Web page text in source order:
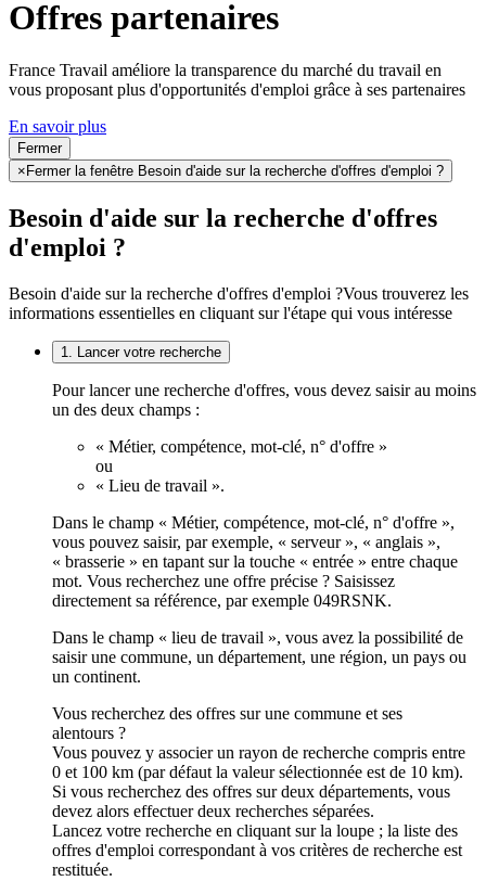
Offres partenaires
France Travail améliore la transparence du marché du travail en
vous proposant plus d'opportunités d'emploi grâce à ses partenaires
En savoir plus
Fermer
× Fermer la fenêtre Besoin d'aide sur la recherche d'offres d'emploi ?
Besoin d'aide sur la recherche d'offres
d'emploi ?
Besoin d'aide sur la recherche d'offres d'emploi ?Vous trouverez les
informations essentielles en cliquant sur l'étape qui vous intéresse
1. Lancer votre recherche
Pour lancer une recherche d'offres, vous devez saisir au moins
un des deux champs :
« Métier, compétence, mot-clé, n° d'offre »
ou
« Lieu de travail ».
Dans le champ « Métier, compétence, mot-clé, n° d'offre »,
vous pouvez saisir, par exemple, « serveur », « anglais »,
« brasserie » en tapant sur la touche « entrée » entre chaque
mot. Vous recherchez une offre précise ? Saisissez
directement sa référence, par exemple 049RSNK.
Dans le champ « lieu de travail », vous avez la possibilité de
saisir une commune, un département, une région, un pays ou
un continent.
Vous recherchez des offres sur une commune et ses
alentours ?
Vous pouvez y associer un rayon de recherche compris entre
0 et 100 km (par défaut la valeur sélectionnée est de 10 km).
Si vous recherchez des offres sur deux départements, vous
devez alors effectuer deux recherches séparées.
Lancez votre recherche en cliquant sur la loupe ; la liste des
offres d'emploi correspondant à vos critères de recherche est
restituée.